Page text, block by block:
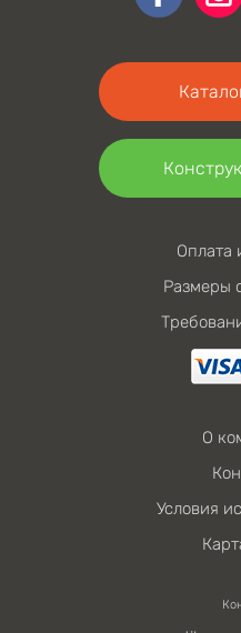
Оплата
Размеры
О
Условия